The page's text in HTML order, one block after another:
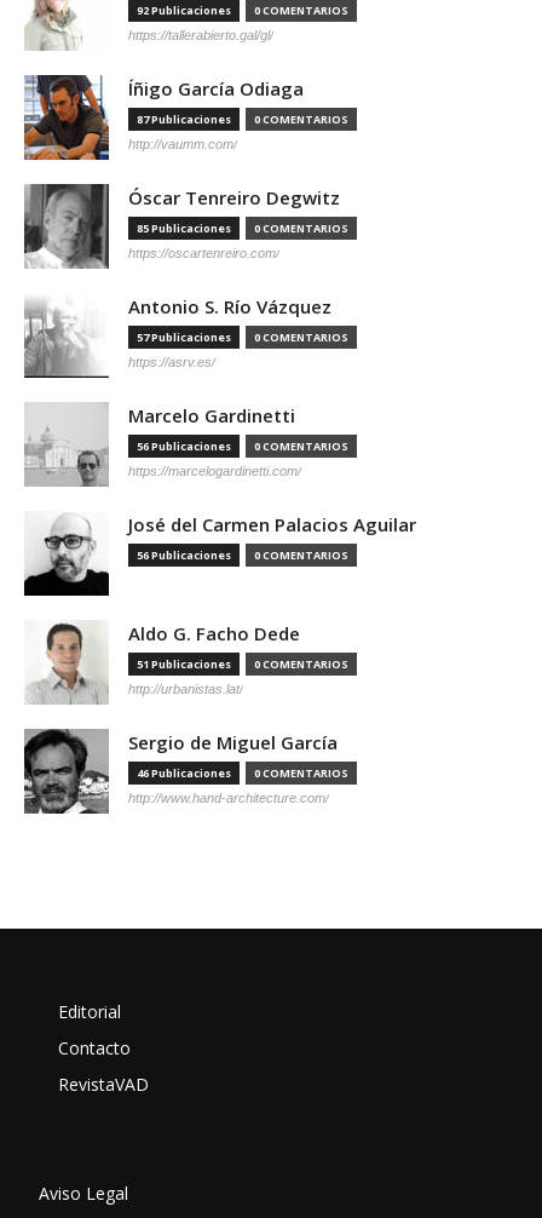
92 Publicaciones 0 COMENTARIOS
https://tallerabierto.gal/gl/
Íñigo García Odiaga
87 Publicaciones 0 COMENTARIOS
http://vaumm.com/
Óscar Tenreiro Degwitz
85 Publicaciones 0 COMENTARIOS
https://oscartenreiro.com/
Antonio S. Río Vázquez
57 Publicaciones 0 COMENTARIOS
https://asrv.es/
Marcelo Gardinetti
56 Publicaciones 0 COMENTARIOS
https://marcelogardinetti.com/
José del Carmen Palacios Aguilar
56 Publicaciones 0 COMENTARIOS
Aldo G. Facho Dede
51 Publicaciones 0 COMENTARIOS
http://urbanistas.lat/
Sergio de Miguel García
46 Publicaciones 0 COMENTARIOS
http://www.hand-architecture.com/
Editorial
Contacto
RevistaVAD
Aviso Legal